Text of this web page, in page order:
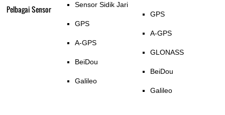
Pelbagai Sensor Sensor Sidik Jari
GPS
A-GPS
BeiDou
Galileo
GPS
A-GPS
GLONASS
BeiDou
Galileo